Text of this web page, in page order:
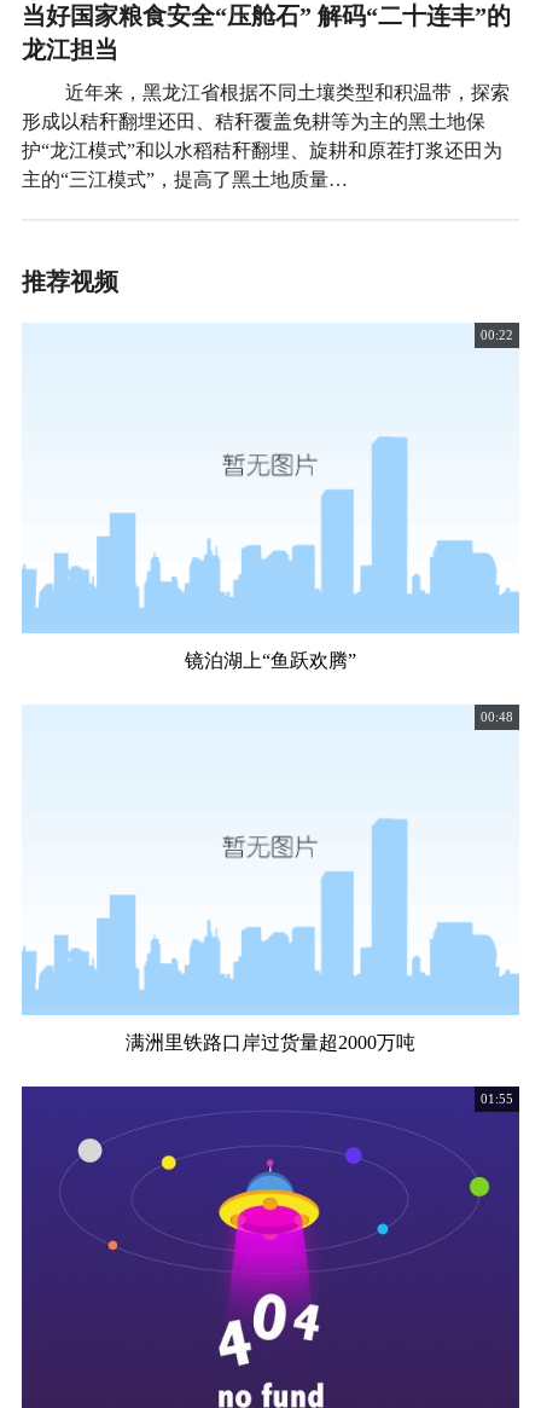
当好国家粮食安全“压舱石” 解码“二十连丰”的
龙江担当
近年来，黑龙江省根据不同土壤类型和积温带，探索
形成以秸秆翻埋还田、秸秆覆盖免耕等为主的黑土地保
护“龙江模式”和以水稻秸秆翻埋、旋耕和原茬打浆还田为
主的“三江模式”，提高了黑土地质量…
推荐视频
镜泊湖上“鱼跃欢腾”
00:22
满洲里铁路口岸过货量超2000万吨
00:48
01:55